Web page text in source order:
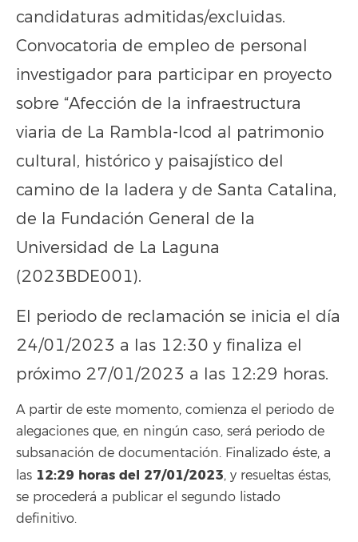
candidaturas admitidas/excluidas.
Convocatoria de empleo de personal
investigador para participar en proyecto
sobre “Afección de la infraestructura
viaria de La Rambla-Icod al patrimonio
cultural, histórico y paisajístico del
camino de la ladera y de Santa Catalina,
de la Fundación General de la
Universidad de La Laguna
(2023BDE001).
El periodo de reclamación se inicia el día
24/01/2023 a las 12:30 y finaliza el
próximo 27/01/2023 a las 12:29 horas.
A partir de este momento, comienza el periodo de
alegaciones que, en ningún caso, será periodo de
subsanación de documentación. Finalizado éste, a
las 12:29 horas del 27/01/2023, y resueltas éstas,
se procederá a publicar el segundo listado
definitivo.